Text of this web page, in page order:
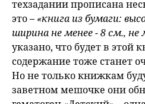
техзадании прописана
это – «книга из бумаги:
ширина не менее - 8 cм., не
указано, что будет в этой
содержание тоже станет
Но не только книжкам
заветном мешочке они